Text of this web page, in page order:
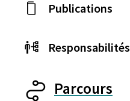
Publications
Responsabilités
Parcours